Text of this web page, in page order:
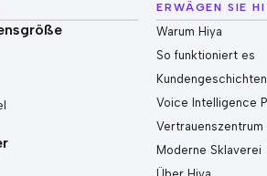
ERWÄGEN SIE
Warum Hiya
So funktioniert es
Kundengeschichten
Voice Intelligence
Vertrauenszentrum
Moderne Sklaverei